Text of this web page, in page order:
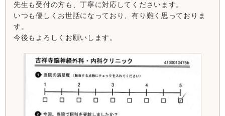
先生も受付の方も、丁寧に対応してくださいます。
いつも優しくお世話になっており、有り難く思っておりま
す。
今後もよろしくお願いします。